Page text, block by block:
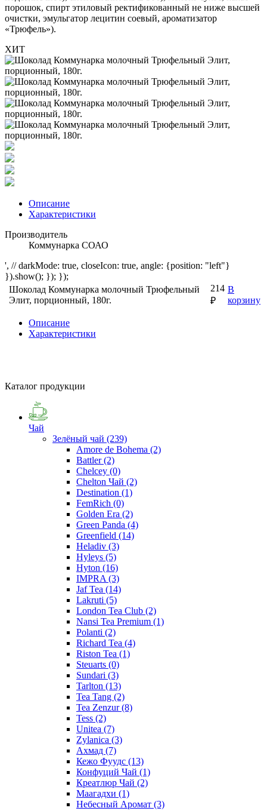
порошок, спирт этиловый ректификованный не ниже высшей
очистки, эмульгатор лецитин соевый, ароматизатор
«Трюфель»).
ХИТ
Описание
Характеристики
Производитель
Коммунарка СОАО
', // darkMode: true, closeIcon: true, angle: {position: "left"}
}).show(); }); });
Шоколад Коммунарка молочный Трюфельный
Элит, порционный, 180г.
214
₽
В
корзину
Описание
Характеристики
Каталог продукции
Чай
Зелёный чай (239)
Amore de Bohema (2)
Battler(2)
Chelcey (0)
Chelton Чай (2)
Destination (1)
FemRich (0)
Golden Era (2)
Green Panda (4)
Greenfield (14)
Heladiv (3)
Hyleys (5)
Hyton (16)
IMPRA (3)
Jaf Tea (14)
Lakruti (5)
London Tea Club (2)
Nansi Tea Premium (1)
Polanti (2)
Richard Tea (4)
Riston Tea (1)
Steuarts (0)
Sundari (3)
Tarlton (13)
Tea Tang (2)
Tea Zenzur(8)
Tess (2)
Unitea (7)
Zylanica (3)
Ахмад (7)
Кежо Фуудс (13)
Конфуций Чай (1)
Креатлюр Чай (2)
Маагадхи (1)
Небесный Аромат (3)